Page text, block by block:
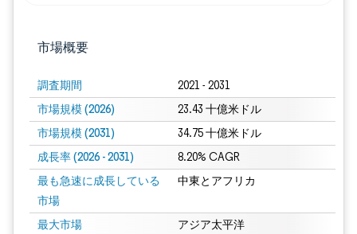
市場概要
調査期間 2021 - 2031
市場規模 (2026) 23.43 十億米ドル
市場規模 (2031) 34.75 十億米ドル
成長率 (2026 - 2031) 8.20% CAGR
最も急速に成長している
市場
中東とアフリカ
最大市場 アジア太平洋